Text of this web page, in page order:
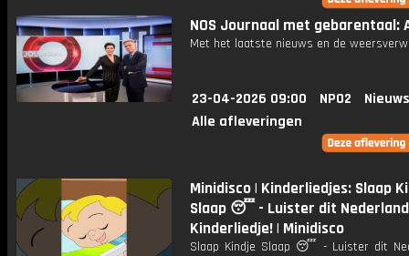
NOS Journaal met gebarentaal:
Met het laatste nieuws en de
23-04-2026 09:00 NPO2
Alle afleveringen
Minidisco | Kinderliedjes: Slaap
Slaap 😴 - Luister dit
Kinderliedje! | Minidisco
Slaap Kindje Slaap 😴 - Luister dit